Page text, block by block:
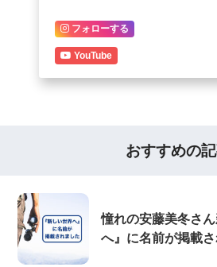
フォローする
YouTube
おすすめの
憧れの安藤美冬さ
へ』に名前が掲載さ